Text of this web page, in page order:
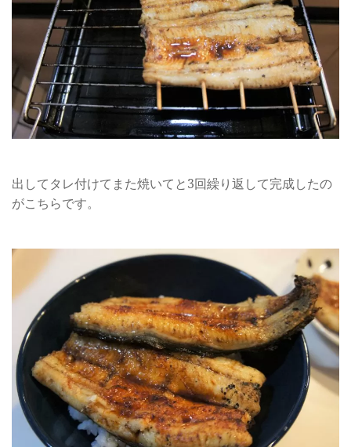
出してタレ付けてまた焼いてと3回繰り返して完成したの
がこちらです。